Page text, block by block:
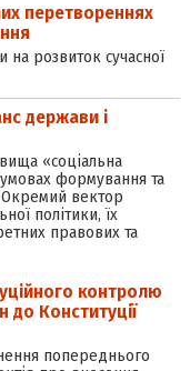
перетвореннях
на розвиток сучасної
держави і
«соціальна
умовах формування та
Окремий вектор
політики, їх
правових та
контролю
до Конституції
попереднього